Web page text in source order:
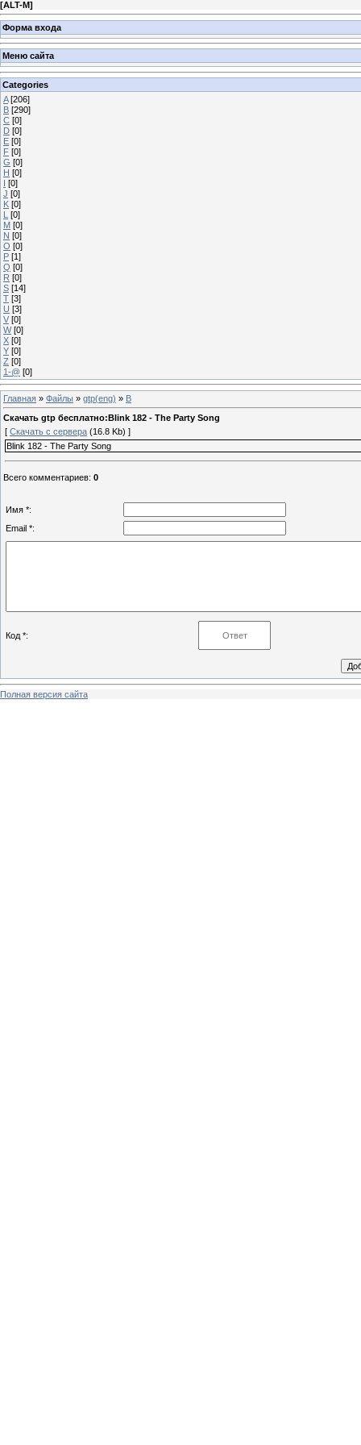
[ALT-M]
Форма входа
Меню сайта
Categories
A [206]
B [290]
C [0]
D [0]
E [0]
F [0]
G [0]
H [0]
I [0]
J [0]
K [0]
L [0]
M [0]
N [0]
O [0]
P [1]
Q [0]
R [0]
S [14]
T [3]
U [3]
V [0]
W [0]
X [0]
Y [0]
Z [0]
1-@ [0]
Главная » Файлы » gtp(eng) » B
Скачать gtp бесплатно:Blink 182 - The Party Song
[ Скачать с сервера (16.8 Kb) ]
Blink 182 - The Party Song
Всего комментариев: 0
Имя *:
Email *:
Код *:
Полная версия сайта